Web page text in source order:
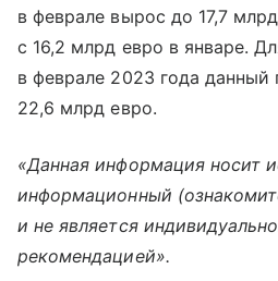
в феврале вырос до 17,7
с 16,2 млрд евро в январе.
в феврале 2023 года данный
22,6 млрд евро.
«Данная информация носит
информационный
и не является
рекомендацией».